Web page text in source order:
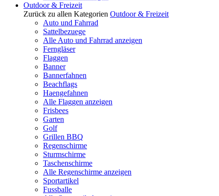
Outdoor & Freizeit
Zurück zu allen Kategorien Outdoor & Freizeit
Auto und Fahrrad
Sattelbezuege
Alle Auto und Fahrrad anzeigen
Ferngläser
Flaggen
Banner
Bannerfahnen
Beachflags
Haengefahnen
Alle Flaggen anzeigen
Frisbees
Garten
Golf
Grillen BBQ
Regenschirme
Sturmschirme
Taschenschirme
Alle Regenschirme anzeigen
Sportartikel
Fussballe